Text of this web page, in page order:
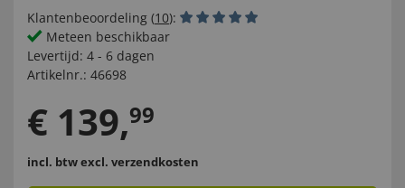
Klantenbeoordeling (10):
Meteen beschikbaar
Levertijd: 4 - 6 dagen
Artikelnr.: 46698
€ 139,99
incl. btwexcl. verzendkosten